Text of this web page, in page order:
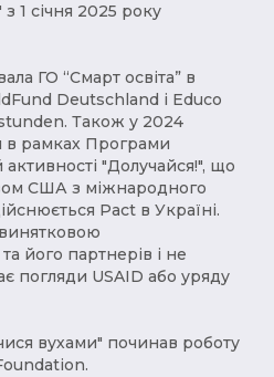
1 січня 2025 року
ГО “Смарт освіта” в
Deutschland і Educo
Також у 2024
в рамках Програми
"Долучайся!", що
США з міжнародного
Pact в Україні.
його партнерів і не
погляди USAID або уряду
вухами" починав роботу